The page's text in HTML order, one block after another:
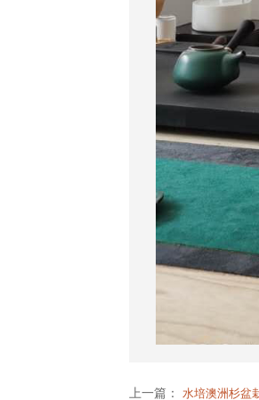
上一篇： 水培澳洲杉盆